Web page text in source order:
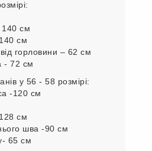
у 52 - 54 розмірі:
-112 см
см
шва -89 см
64 см
140 см
см